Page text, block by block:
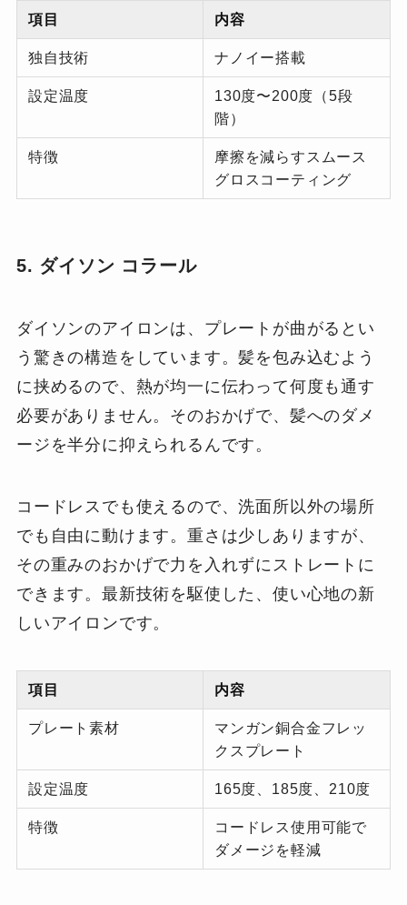
項目 内容
独自技術 ナノイー搭載
設定温度
130度〜200度（5段
階）
特徴
摩擦を減らすスムース
グロスコーティング
5. ダイソン コラール
ダイソンのアイロンは、プレートが曲がるとい
う驚きの構造をしています。髪を包み込むよう
に挟めるので、熱が均一に伝わって何度も通す
必要がありません。そのおかげで、髪へのダメ
ージを半分に抑えられるんです。
コードレスでも使えるので、洗面所以外の場所
でも自由に動けます。重さは少しありますが、
その重みのおかげで力を入れずにストレートに
できます。最新技術を駆使した、使い心地の新
しいアイロンです。
項目 内容
プレート素材
マンガン銅合金フレッ
クスプレート
設定温度 165度、185度、210度
特徴
コードレス使用可能で
ダメージを軽減